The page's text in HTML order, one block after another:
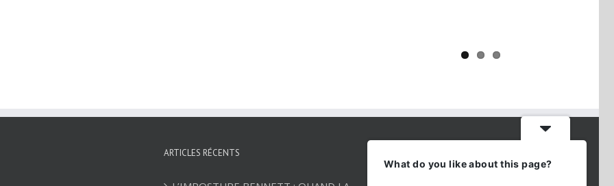
ARTICLES RÉCENTS
What do you like about this page?